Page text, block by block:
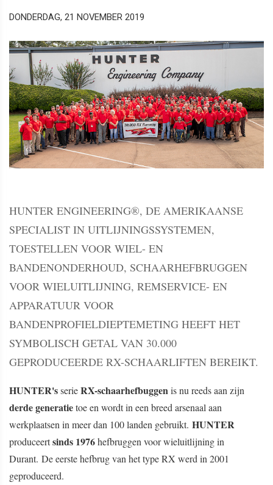
DONDERDAG, 21 NOVEMBER 2019
HUNTER ENGINEERING®, DE AMERIKAANSE
SPECIALIST IN UITLIJNINGSSYSTEMEN,
TOESTELLEN VOOR WIEL- EN
BANDENONDERHOUD, SCHAARHEFBRUGGEN
VOOR WIELUITLIJNING, REMSERVICE- EN
APPARATUUR VOOR
BANDENPROFIELDIEPTEMETING HEEFT HET
SYMBOLISCH GETAL VAN 30.000
GEPRODUCEERDE RX-SCHAARLIFTEN BEREIKT.
HUNTER'sserieRX-schaarhefbuggenis nu reeds aan zijn
derde generatietoe en wordt in een breed arsenaal aan
werkplaatsen in meer dan 100 landen gebruikt. HUNTER
produceertsinds 1976hefbruggen voor wieluitlijning in
Durant. De eerste hefbrug van het type RX werd in 2001
geproduceerd.